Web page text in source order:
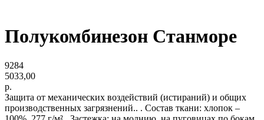
Полукомбинезон Станморе
9284
5033,00
р.
Защита от механических воздействий (истираний) и общих
производственных загрязнений.. . Состав ткани: хлопок –